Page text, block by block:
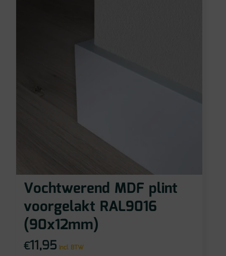
Vochtwerend MDF plint
voorgelakt RAL9016
(90x12mm)
€11,95 incl BTW